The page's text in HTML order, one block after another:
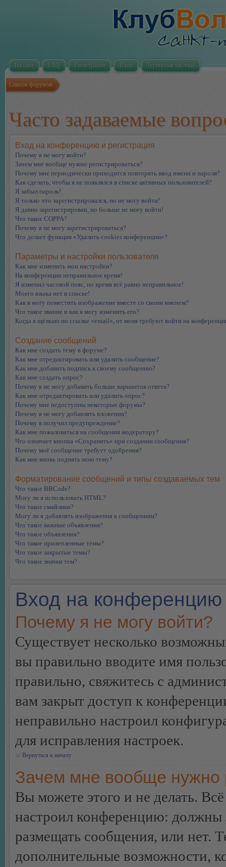
На сайт FAQ Регистрация Вход Турнирная таблица
Список форумов
Часто задаваемые
Вход на конференцию и регистрация
Почему я не могу войти?
Зачем мне вообще нужно регистрироваться?
Почему мне периодически приходится повторять ввод имени и пароля?
Как сделать, чтобы я не появлялся в списке активных пользователей?
Я забыл пароль!
Я только что зарегистрировался, но не могу войти!
Я давно зарегистрирован, но больше не могу войти!
Что такое COPPA?
Почему я не могу зарегистрироваться?
Что делает функция «Удалить cookies конференции»?
Параметры и настройки пользователя
Как мне изменить мои настройки?
На конференции неправильное время!
Я изменил часовой пояс, но время всё равно неправильное!
Моего языка нет в списке!
Как я могу поместить изображение вместе со своим именем?
Что такое звание и как я могу изменить его?
Когда я щёлкаю по ссылке «email», от меня требуют войти на
Создание сообщений
Как мне создать тему в форуме?
Как мне отредактировать или удалить сообщение?
Как мне добавить подпись к своему сообщению?
Как мне создать опрос?
Почему я не могу добавить больше вариантов ответа?
Как мне отредактировать или удалить опрос?
Почему мне недоступны некоторые форумы?
Почему я не могу добавлять вложения?
Почему я получил предупреждение?
Как мне пожаловаться на сообщения модератору?
Что означает кнопка «Сохранить» при создании сообщения?
Почему моё сообщение требует одобрения?
Как мне вновь поднять мою тему?
Форматирование сообщений и типы создаваемых тем
Что такое BBCode?
Могу ли я использовать HTML?
Что такое смайлики?
Могу ли я добавлять изображения к сообщениям?
Что такое важные объявления?
Что такое объявления?
Что такое прилепленные темы?
Что такое закрытые темы?
Что такое значки тем?
Вход на конференцию
Почему я не могу войти?
Существует несколько
вы правильно вводите имя
правильно, свяжитесь с
вам закрыт доступ к
неправильно настроил
для исправления настроек.
Вернуться к началу
Зачем мне вообще нужно
Вы можете этого и не делать.
настроил конференцию: должны
размещать сообщения, или нет.
дополнительные возможности,